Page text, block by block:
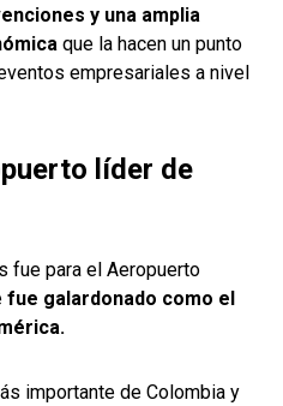
y una amplia
que la hacen un punto
empresariales a nivel
líder de
fue para el Aeropuerto
fue galardonado como el
importante de Colombia y